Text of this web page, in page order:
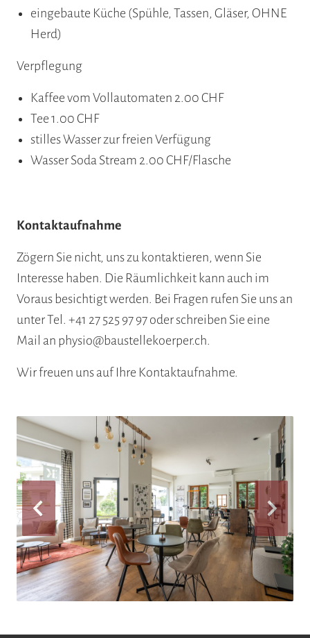
eingebaute Küche (Spühle, Tassen, Gläser, OHNE
Herd)
Verpflegung
Kaffee vom Vollautomaten 2.00 CHF
Tee 1.00 CHF
stilles Wasser zur freien Verfügung
Wasser Soda Stream 2.00 CHF/Flasche
Kontaktaufnahme
Zögern Sie nicht, uns zu kontaktieren, wenn Sie
Interesse haben. Die Räumlichkeit kann auch im
Voraus besichtigt werden. Bei Fragen rufen Sie uns an
unter Tel. +41 27 525 97 97 oder schreiben Sie eine
Mail an physio@baustellekoerper.ch.
Wir freuen uns auf Ihre Kontaktaufnahme.